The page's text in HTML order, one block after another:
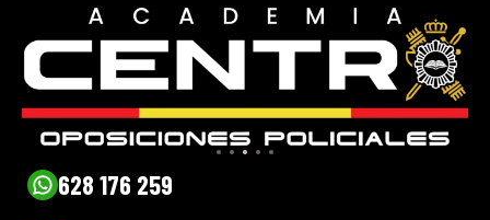
628 176 259